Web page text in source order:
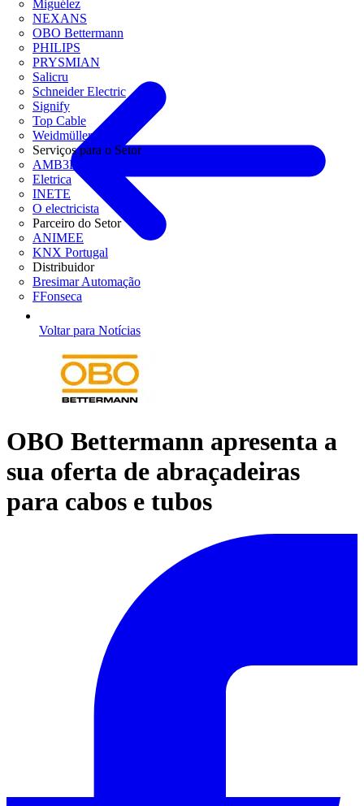
Miguélez
NEXANS
OBO Bettermann
PHILIPS
PRYSMIAN
Salicru
Schneider Electric
Signify
Top Cable
Weidmüller
Serviços para o Setor
AMB3E
Eletrica
INETE
O electricista
Parceiro do Setor
ANIMEE
KNX Portugal
Distribuidor
Bresimar Automação
FFonseca
Voltar para Notícias
OBO Bettermann apresenta a
sua oferta de abraçadeiras
para cabos e tubos